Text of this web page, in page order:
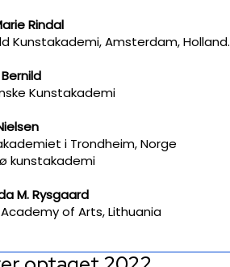
Rindal
Kunstakademi, Amsterdam, Holland.
Kunstakademi
i Trondheim, Norge
kunstakademi
M. Rysgaard
Academy of Arts, Lithuania